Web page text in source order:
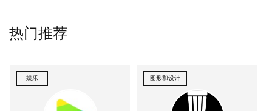
热门推荐
娱乐 图形和设计